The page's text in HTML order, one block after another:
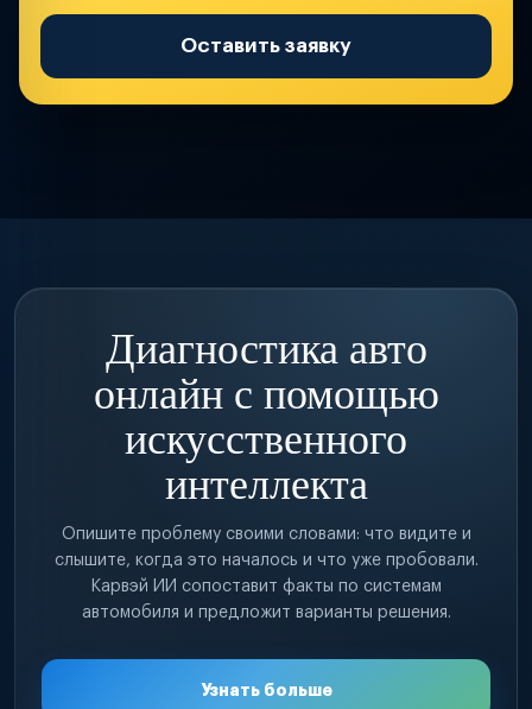
Оставить заявку
Диагностика авто
онлайн с помощью
искусственного
интеллекта
Опишите проблему своими словами: что видите и
слышите, когда это началось и что уже пробовали.
Карвэй ИИ сопоставит факты по системам
автомобиля и предложит варианты решения.
Узнать больше